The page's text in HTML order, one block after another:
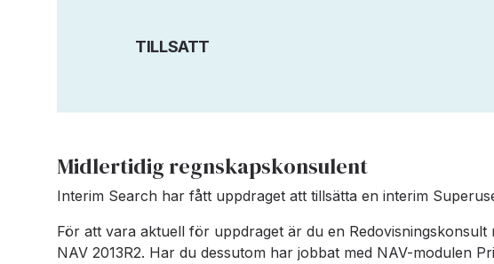
TILLSATT
Midlertidig regnskapskonsulent
Interim Search har fått uppdraget att tillsätta en interim
För att vara aktuell för uppdraget är du en Redovisningskonsult
NAV 2013R2. Har du dessutom har jobbat med NAV-modulen